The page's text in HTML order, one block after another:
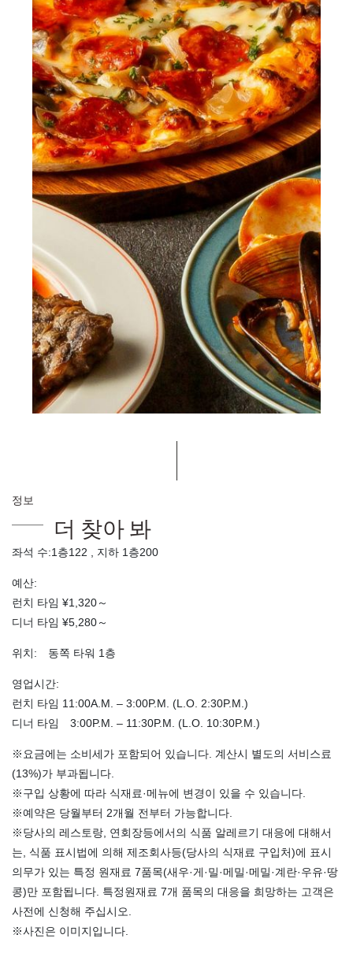
정보
더 찾아 봐
좌석 수:1층122 , 지하 1층200
예산:
런치 타임 ¥1,320～
디너 타임 ¥5,280～
위치: 동쪽 타워 1층
영업시간:
런치 타임 11:00A.M. – 3:00P.M. (L.O. 2:30P.M.)
디너 타임 3:00P.M. – 11:30P.M. (L.O. 10:30P.M.)
※요금에는 소비세가 포함되어 있습니다. 계산시 별도의 서비스료
(13%)가 부과됩니다.
※구입 상황에 따라 식재료·메뉴에 변경이 있을 수 있습니다.
※예약은 당월부터 2개월 전부터 가능합니다.
※당사의 레스토랑, 연회장등에서의 식품 알레르기 대응에 대해서
는, 식품 표시법에 의해 제조회사등(당사의 식재료 구입처)에 표시
의무가 있는 특정 원재료 7품목(새우·게·밀·메밀·메밀·계란·우유·땅
콩)만 포함됩니다. 특정원재료 7개 품목의 대응을 희망하는 고객은
사전에 신청해 주십시오.
※사진은 이미지입니다.